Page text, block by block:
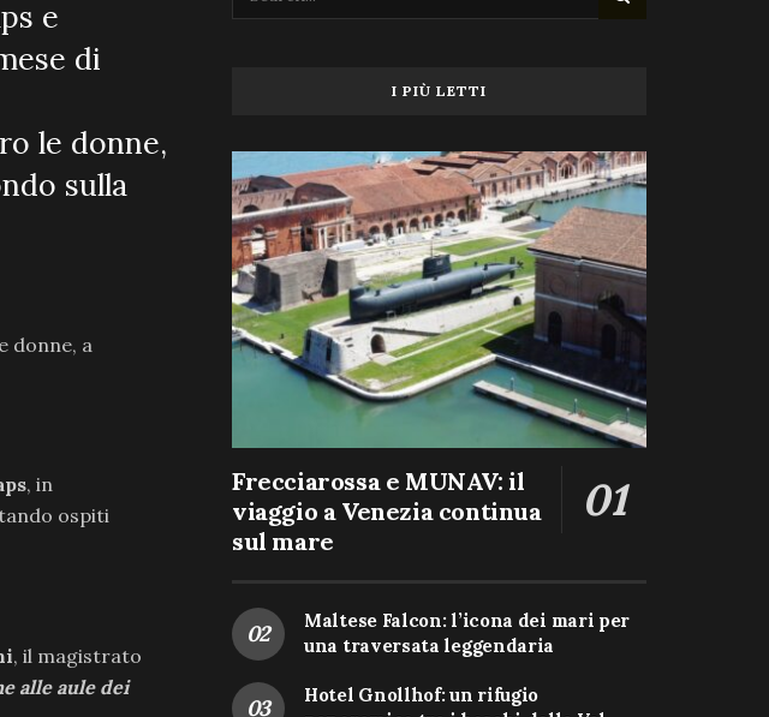
e
di
le donne,
sulla
donne, a
, in
ospiti
, il magistrato
alle aule dei
I PIÙ LETTI
Frecciarossa e MUNAV: il
viaggio a Venezia continua
sul mare
Maltese Falcon: l’icona dei mari per
una traversata leggendaria
Hotel Gnollhof: un rifugio